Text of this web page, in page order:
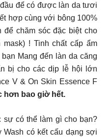
để có được làn da tươi
hợp cùng với bông 100%
để chăm sóc đặc biệt cho
! Tinh chất cấp ẩm
Mang đến làn da căng
bị cho các dịp lễ hội lớn
V & On Skin Essence F
hơn bao giờ hết.
sự có thể làm gì cho bạn?
Wash có kết cấu dạng sợi